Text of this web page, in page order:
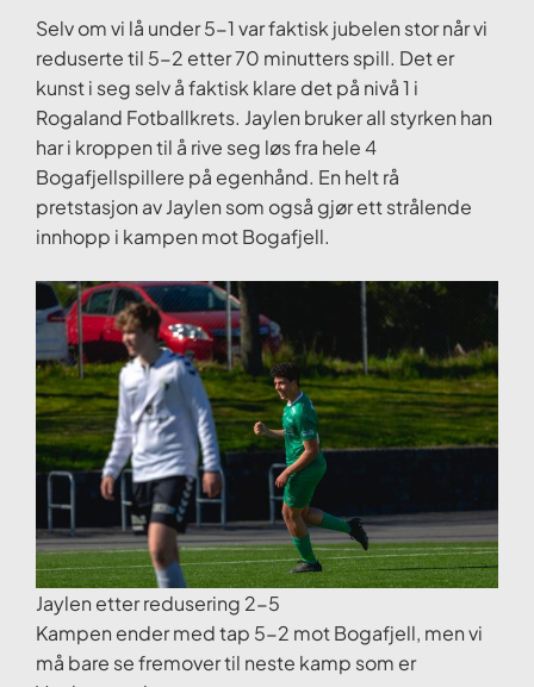
Selv om vi lå under 5-1 var faktisk jubelen stor når vi
reduserte til 5-2 etter 70 minutters spill. Det er
kunst i seg selv å faktisk klare det på nivå 1 i
Rogaland Fotballkrets. Jaylen bruker all styrken han
har i kroppen til å rive seg løs fra hele 4
Bogafjellspillere på egenhånd. En helt rå
pretstasjon av Jaylen som også gjør ett strålende
innhopp i kampen mot Bogafjell.
Jaylen etter redusering 2-5
Kampen ender med tap 5-2 mot Bogafjell, men vi
må bare se fremover til neste kamp som er